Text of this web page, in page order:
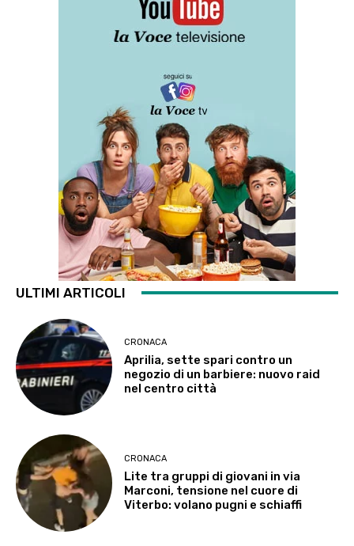
ULTIMI ARTICOLI
CRONACA
Aprilia, sette spari contro un
negozio di un barbiere: nuovo raid
nel centro città
CRONACA
Lite tra gruppi di giovani in via
Marconi, tensione nel cuore di
Viterbo: volano pugni e schiaffi